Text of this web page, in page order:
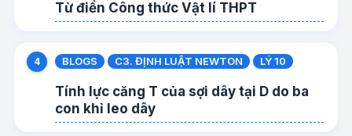
Từ điển Công thức Vật lí THPT
BLOGS C3. ĐỊNH LUẬT NEWTON LÝ 10
Tính lực căng T của sợi dây tại D do ba
con khỉ leo dây